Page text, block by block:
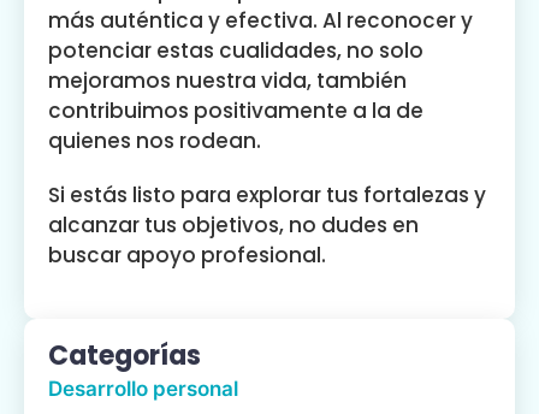
más auténtica y efectiva. Al reconocer y
potenciar estas cualidades, no solo
mejoramos nuestra vida, también
contribuimos positivamente a la de
quienes nos rodean.
Si estás listo para explorar tus fortalezas y
alcanzar tus objetivos, no dudes en
buscar apoyo profesional.
Categorías
Desarrollo personal